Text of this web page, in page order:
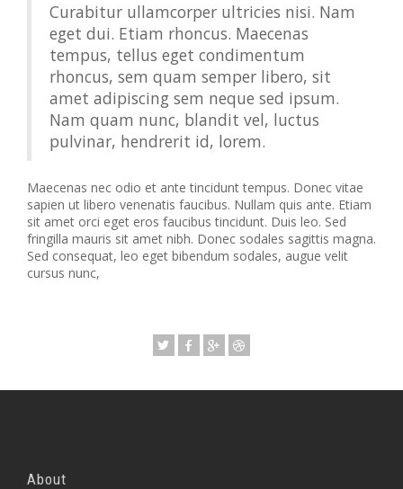
Curabitur ullamcorper ultricies nisi. Nam
eget dui. Etiam rhoncus. Maecenas
tempus, tellus eget condimentum
rhoncus, sem quam semper libero, sit
amet adipiscing sem neque sed ipsum.
Nam quam nunc, blandit vel, luctus
pulvinar, hendrerit id, lorem.
Maecenas nec odio et ante tincidunt tempus. Donec vitae
sapien ut libero venenatis faucibus. Nullam quis ante. Etiam
sit amet orci eget eros faucibus tincidunt. Duis leo. Sed
fringilla mauris sit amet nibh. Donec sodales sagittis magna.
Sed consequat, leo eget bibendum sodales, augue velit
cursus nunc,
About